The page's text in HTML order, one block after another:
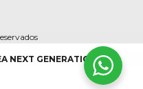
NEXT GENERATION EU